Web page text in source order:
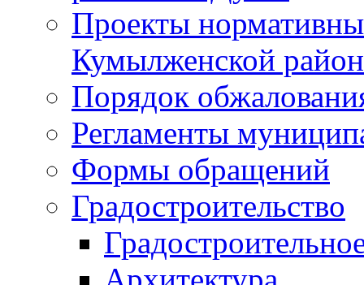
Проекты
Кумылженской
Порядок
Регламенты
Формы обращений
Градостроительство